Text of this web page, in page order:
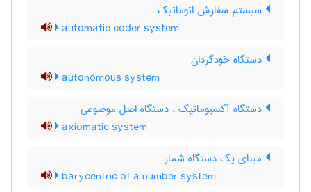
سیستم سفارش اتوماتیک
automatic coder system
دستگاه خودگردان
autonomous system
دستگاه آکسیوماتیک ، دستگاه اصل موضوعی
axiomatic system
مبنای یک دستگاه شمار
barycentric of a number system